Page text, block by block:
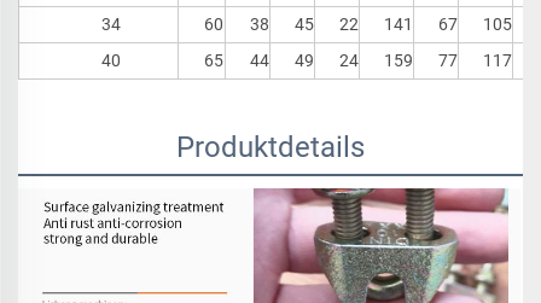
34
60 38 45 22 141 67
105
40
65 44 49 24 159 77 117
Produktdetails